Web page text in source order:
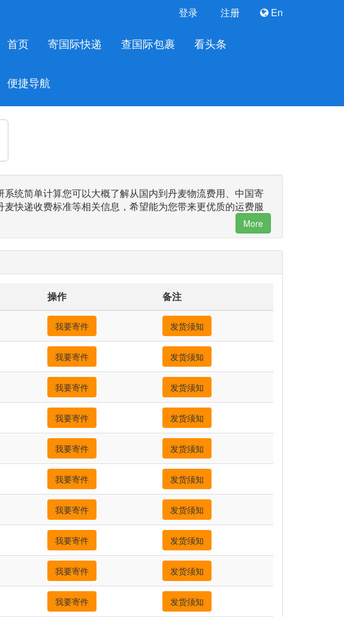
登录 注册 En
首页 寄国际快递 查国际包裹 看头条
便捷导航
统简单计算您可以大概了解从国内到丹麦物流费用、中国寄
快递收费标准等相关信息，希望能为您带来更优质的运费服
More
操作
备注
我要寄件 发货须知
我要寄件 发货须知
我要寄件 发货须知
我要寄件 发货须知
我要寄件 发货须知
我要寄件 发货须知
我要寄件 发货须知
我要寄件 发货须知
我要寄件 发货须知
我要寄件 发货须知